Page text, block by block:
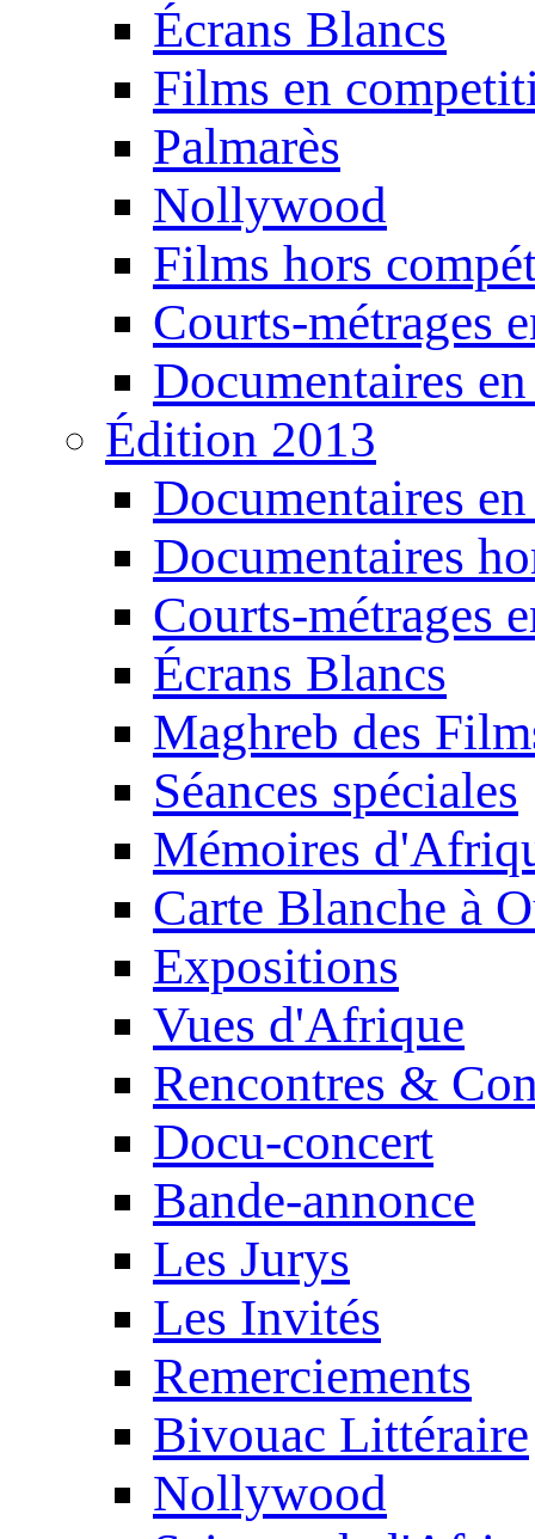
Écrans Blancs
Films en
Palmarès
Nollywood
Films hors
Courts-métrages
Documentaires
Édition 2013
Documentaires
Documentaires
Courts-métrages
Écrans Blancs
Maghreb des
Séances spéciales
Mémoires
Carte Blanche à
Expositions
Vues d'Afrique
Rencontres &
Docu-concert
Bande-annonce
Les Jurys
Les Invités
Remerciements
Bivouac Littéraire
Nollywood